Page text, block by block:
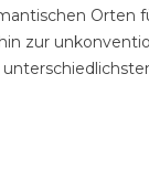
Orten
zur